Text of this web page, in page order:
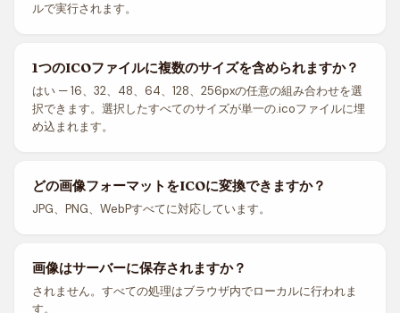
ルで実行されます。
1つのICOファイルに複数のサイズを含められますか？
はい — 16、32、48、64、128、256pxの任意の組み合わせを選
択できます。選択したすべてのサイズが単一の.icoファイルに埋
め込まれます。
どの画像フォーマットをICOに変換できますか？
JPG、PNG、WebPすべてに対応しています。
画像はサーバーに保存されますか？
されません。すべての処理はブラウザ内でローカルに行われま
す。